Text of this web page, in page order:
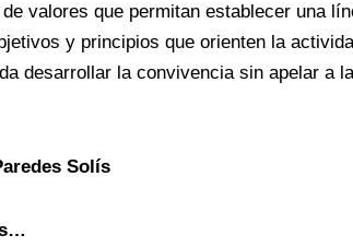
valores que permitan establecer una
y principios que orienten la
desarrollar la convivencia sin apelar a
Solís